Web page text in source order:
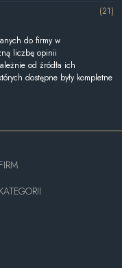
(21)
do firmy w
liczbę opinii
od źródła ich
dostępne były kompletne